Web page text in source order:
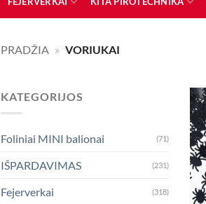
PRADŽIA » VORIUKAI
KATEGORIJOS
Foliniai MINI balionai (71)
IŠPARDAVIMAS (231)
Fejerverkai (318)